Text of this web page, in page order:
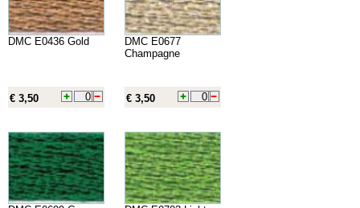
DMC E0436 Gold
€ 3,50
DMC E0677
Champagne
€ 3,50